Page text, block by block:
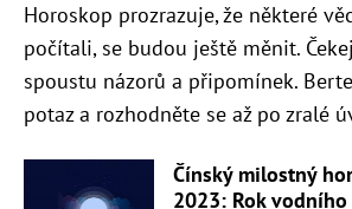
Horoskop prozrazuje, že některé
počítali, se budou ještě měnit.
spoustu názorů a připomínek.
potaz a rozhodněte se až po zralé
Čínský milostný
2023: Rok